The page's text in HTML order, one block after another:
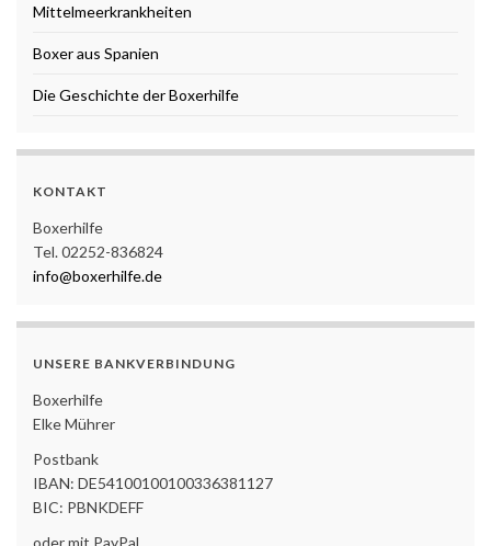
Mittelmeerkrankheiten
Boxer aus Spanien
Die Geschichte der Boxerhilfe
KONTAKT
Boxerhilfe
Tel. 02252-836824
info@boxerhilfe.de
UNSERE BANKVERBINDUNG
Boxerhilfe
Elke Mührer
Postbank
IBAN: DE54100100100336381127
BIC: PBNKDEFF
oder mit PayPal